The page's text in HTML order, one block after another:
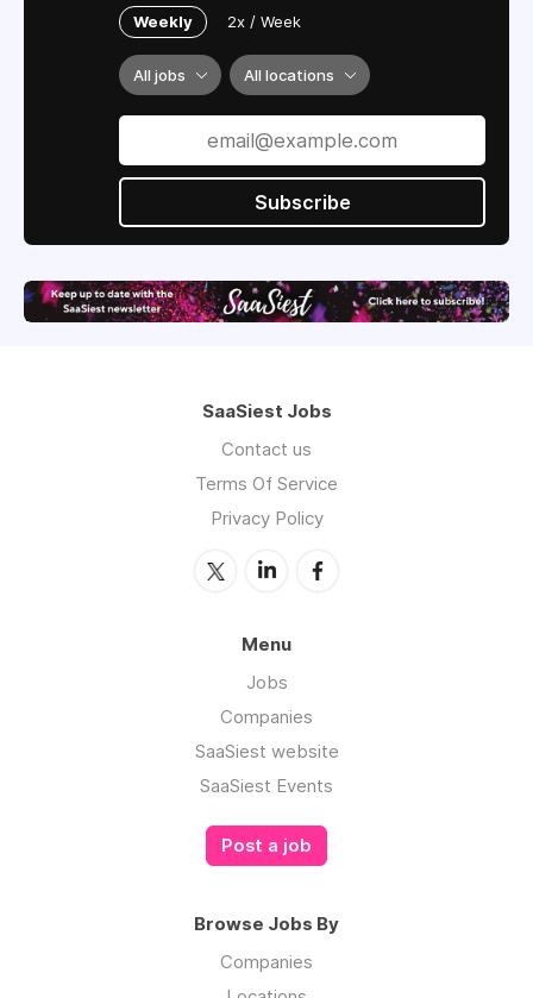
Weekly 2x / Week
All jobs All locations
Subscribe
SaaSiest Jobs
Contact us
Terms Of Service
Privacy Policy
Menu
Jobs
Companies
SaaSiest website
SaaSiest Events
Post a job
Browse Jobs By
Companies